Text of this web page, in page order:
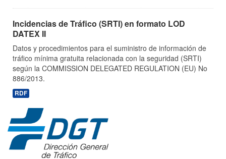
Incidencias de Tráfico (SRTI) en formato LOD
DATEX II
Datos y procedimientos para el suministro de información de
tráfico mínima gratuita relacionada con la seguridad (SRTI)
según la COMMISSION DELEGATED REGULATION (EU) No
886/2013.
RDF